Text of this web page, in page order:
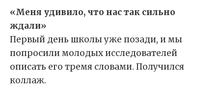
«Меня удивило, что нас так сильно
ждали»
Первый день школы уже позади, и мы
попросили молодых исследователей
описать его тремя словами. Получился
коллаж.